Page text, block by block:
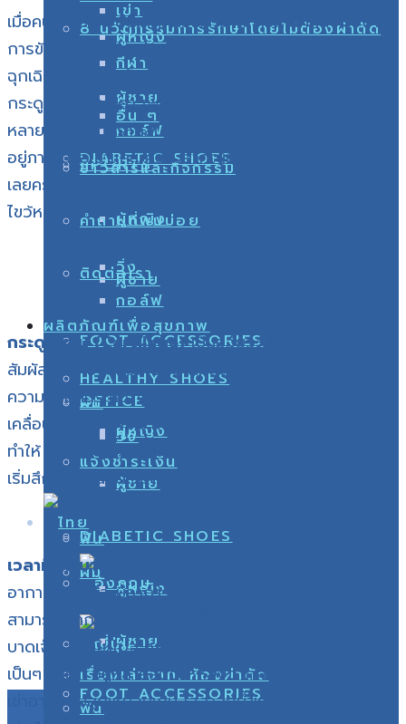
ผู้หญิง
ผู้ชาย
DIABETIC SHOES
ผู้หญิง
ผู้ชาย
FOOT ACCESSORIES
OFFICE
แจ้งชำระเงิน
กอล์ฟ
วิ่ง
ผม
ฟัน
เรื่องเล่าจาก..ห้องผ่าตัด
8 นวัตกรรมการรักษาโดยไม่ต้องผ่าตัด
SPORTS
กอล์ฟ
วิ่ง
ผม
ฟัน
เข่า
กีฬา
อื่น ๆ
ข่าวสารและกิจกรรม
คำถามที่พบบ่อย
ติดต่อเรา
ผลิตภัณฑ์เพื่อสุขภาพ
HEALTHY SHOES
ผู้หญิง
ผู้ชาย
DIABETIC SHOES
ผู้หญิง
ผู้ชาย
FOOT ACCESSORIES
เมื่อคนเรา เกิดอุบัติเหตุที่หัวเข่า จากการเล่นกีฬา หรือจาก
การขับขี่ยวดยานพาหนะโดยเฉพาะมอเตอร์ไซด์ ทั้งหมอ
ฉุกเฉิน และผู้ป่วยก็จะ มุ่งเน้นไปที่กระดูก กลัวว่าจะมี
กระดูกหักหรือเปล่า เพราะกลัวว่า ถ้าหักแล้วจะเดินไม่ได้
หลายเดือน แต่ เรากลับลืมนึกถึง อวัยวะ อยู่สามอย่างที่
อยู่ภายในข้อเข่าและมีความสำคัญมากไม่น้อยไปกว่ากระดูก
เลยครับ นั่นก็คือ
ไขว้หน้า หลัง
กระดูกอ่อน (Cartilage) เป็นอวัยวะ ซึ่งอยู่บริเวณหน้า
สัมผัสของผิวข้อครับ มีหน้าที่ผลิตน้ำในข้อ เพื่อทำให้เกิด
ความหล่อลื่นระหว่างผิวสัมผัสภายในข้อ
เคลื่อนไหว ของหัวเข่า อีกทั้งเป็นอวัยวะส่วนสำคัญที่จะ
ทำให้ คนเราเป็นโรคข้อเข่าเสื่อมช้าลง เพราะกระดูกอ่อนทึ่
เริ่มสึกหรอเป็นจุดเริ่มต้นของโรคนึ้ครับ
เวลามีการบาดเจ็บเกิดขึ้นที่กระดูกอ่อนนั้น
อาการดังนี้ คือ มีอาการเจ็บลึกๆ อยู่ภายในข้อเข่า ไม่
สามารถกดกระตุ้นให้เจ็บมากขึ้นได้
บาดเจ็บ ส่วนใหญ่จะอยู่ลึกครับ อาจจะมีอาการเข่าบวม
เป็นๆ หายๆ อยู่หลายสัปดาห์หลังจากการเกิดอุบัติเหตุ งอ
เข่าอาจจะไม่สุดเหมือนเดิม เวลาลงน้ำหนักเดินจะเจ็บที่ข้อ